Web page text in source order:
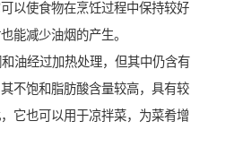
以使食物在烹饪过程中保持较好
能减少油烟的产生。
油经过加热处理，但其中仍含有
不饱和脂肪酸含量较高，具有较
它也可以用于凉拌菜，为菜肴增